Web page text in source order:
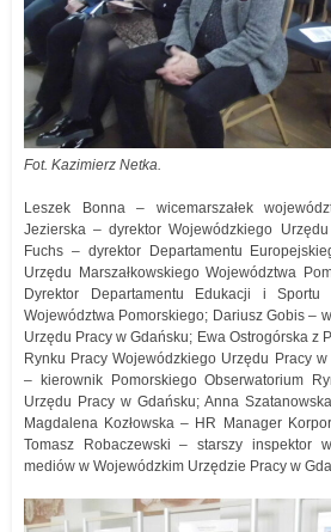
Fot. Kazimierz Netka.
Leszek Bonna – wicemarszałek
Jezierska – dyrektor Wojewódzkiego
Fuchs – dyrektor Departamentu
Urzędu Marszałkowskiego Województwa
Dyrektor Departamentu Edukacji i Sportu
Województwa Pomorskiego; Dariusz Gobis –
Urzędu Pracy w Gdańsku; Ewa Ostrogórska z
Rynku Pracy Wojewódzkiego Urzędu Pracy w
– kierownik Pomorskiego Obserwatorium
Urzędu Pracy w Gdańsku; Anna
Magdalena Kozłowska – HR Manager
Tomasz Robaczewski – starszy inspektor
mediów w Wojewódzkim Urzędzie Pracy w